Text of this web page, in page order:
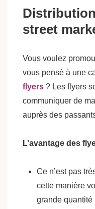
street
Vous voulez
vous pensé à une
flyers ? Les flyers
communiquer de
auprès des
L’avantage des
Ce n’est pas
cette manière
grande quantité